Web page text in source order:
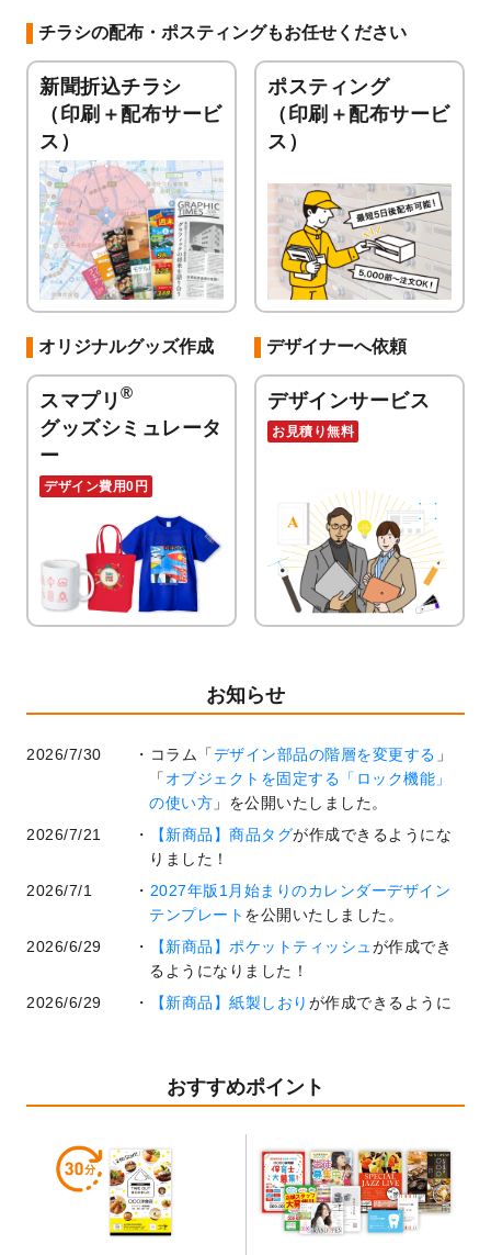
チラシの配布・ポスティングもお任せください
新聞折込チラシ
（印刷＋配布サービ
ス）
ポスティング
（印刷＋配布サービ
ス）
オリジナルグッズ作成
スマプリ ®
グッズシミュレータ
ー
デザイン費用0円
デザイナーへ依頼
デザインサービス
お見積り無料
お知らせ
2026/7/30 コラム「デザイン部品の階層を変更する 」
「 オブジェクトを固定する「ロック機能」
の使い方 」を公開いたしました。
2026/7/21
【新商品】商品タグが作成できるようにな
りました！
2026/7/1
2027年版1月始まりのカレンダーデザイン
テンプレート を公開いたしました。
2026/6/29
【新商品】ポケットティッシュが作成でき
るようになりました！
2026/6/29
【新商品】紙製しおり が作成できるように
業効率を上げる便利な操作方法3選！
開いたしました。
暑中見舞いのデザインテンプレート
しました。
2026/5/28
【新商品】マグネットステッカーが作成で
きるようになりました！
おすすめポイント